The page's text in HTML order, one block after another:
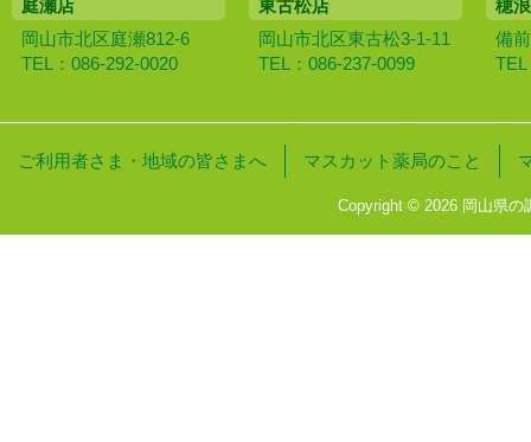
庭瀬店
岡山市北区庭瀬812-6
TEL：086-292-0020
東古松店
岡山市北区東古松3-1-11
TEL：086-237-0099
穂
備
TEL
ご利用者さま・地域の皆さまへ マスカット薬局のこと
Copyright © 2026 岡山県の